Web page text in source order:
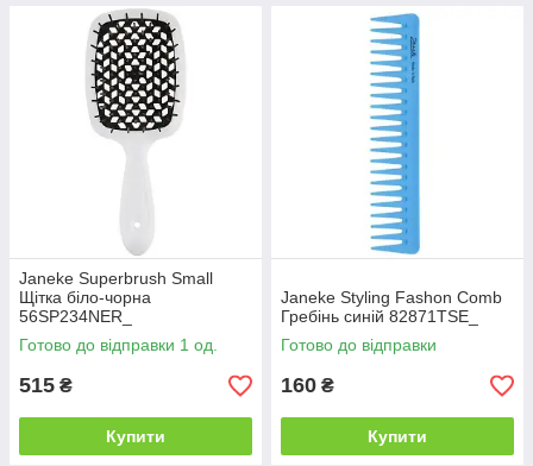
Janeke Superbrush Small
Щітка біло-чорна
56SP234NER_
Готово до відправки 1 од.
515 ₴
Купити
Janeke Styling Fashon Comb
Гребінь синій 82871TSE_
Готово до відправки
160 ₴
Купити